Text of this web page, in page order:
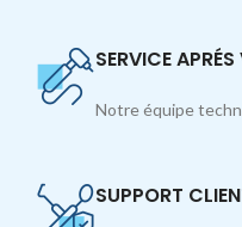
SERVICE APRÉS
Notre équipe
SUPPORT